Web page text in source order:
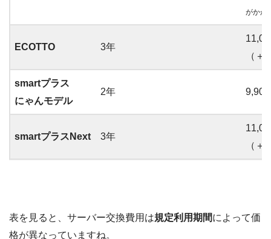
がかか
ECOTTO 3年
（
smartプラス
にゃんモデル
2年
smartプラスNext 3年
（
表を見ると、サーバー交換費用は規定利用期間によって価
格が異なっていますね。